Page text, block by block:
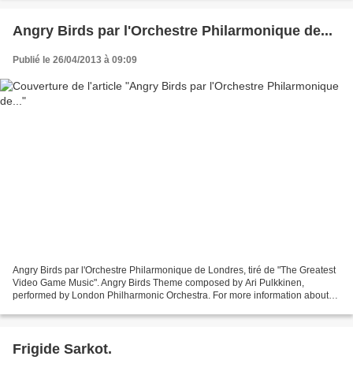
Angry Birds par l'Orchestre Philarmonique de...
Publié le 26/04/2013 à 09:09
Angry Birds par l'Orchestre Philarmonique de Londres, tiré de "The Greatest
Video Game Music". Angry Birds Theme composed by Ari Pulkkinen,
performed by London Philharmonic Orchestra. For more information about
Frigide Sarkot.